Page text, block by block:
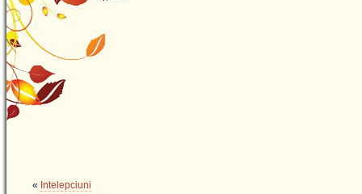
« Intelepciuni